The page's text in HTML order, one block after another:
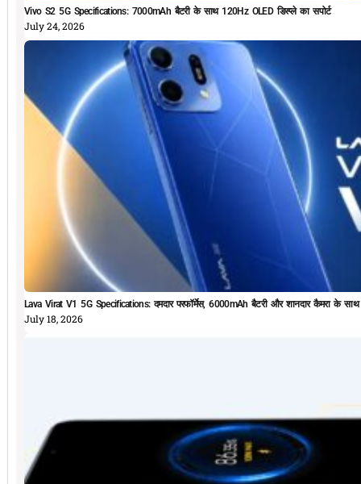
Vivo S2 5G Specifications: 7000mAh बैटरी के साथ 120Hz OLED डिस्प्ले का सपोर्ट
July 24, 2026
Lava Virat V1 5G Specifications: दमदार परफॉर्मेस, 6000mAh बैटरी और शानदार कैमरा के
July 18, 2026